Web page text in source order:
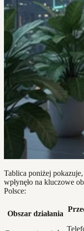
Tablica poniżej
wpłynęło na kluczowe
Polsce:
Obszar działania